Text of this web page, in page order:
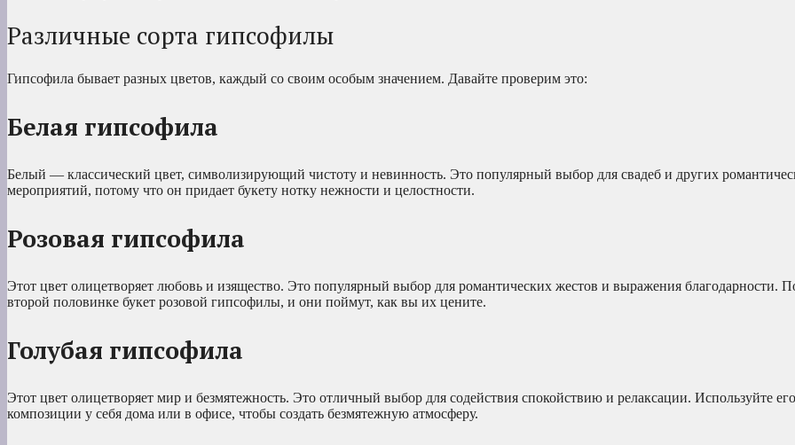
Различные сорта гипсофилы
Гипсофила бывает разных цветов, каждый со своим особым значением. Давайте проверим это:
Белая гипсофила
Белый — классический цвет, символизирующий чистоту и невинность. Это популярный выбор для свадеб и других
мероприятий, потому что он придает букету нотку нежности и целостности.
Розовая гипсофила
Этот цвет олицетворяет любовь и изящество. Это популярный выбор для романтических жестов и выражения благодарности.
второй половинке букет розовой гипсофилы, и они поймут, как вы их цените.
Голубая гипсофила
Этот цвет олицетворяет мир и безмятежность. Это отличный выбор для содействия спокойствию и релаксации. Используйте
композиции у себя дома или в офисе, чтобы создать безмятежную атмосферу.